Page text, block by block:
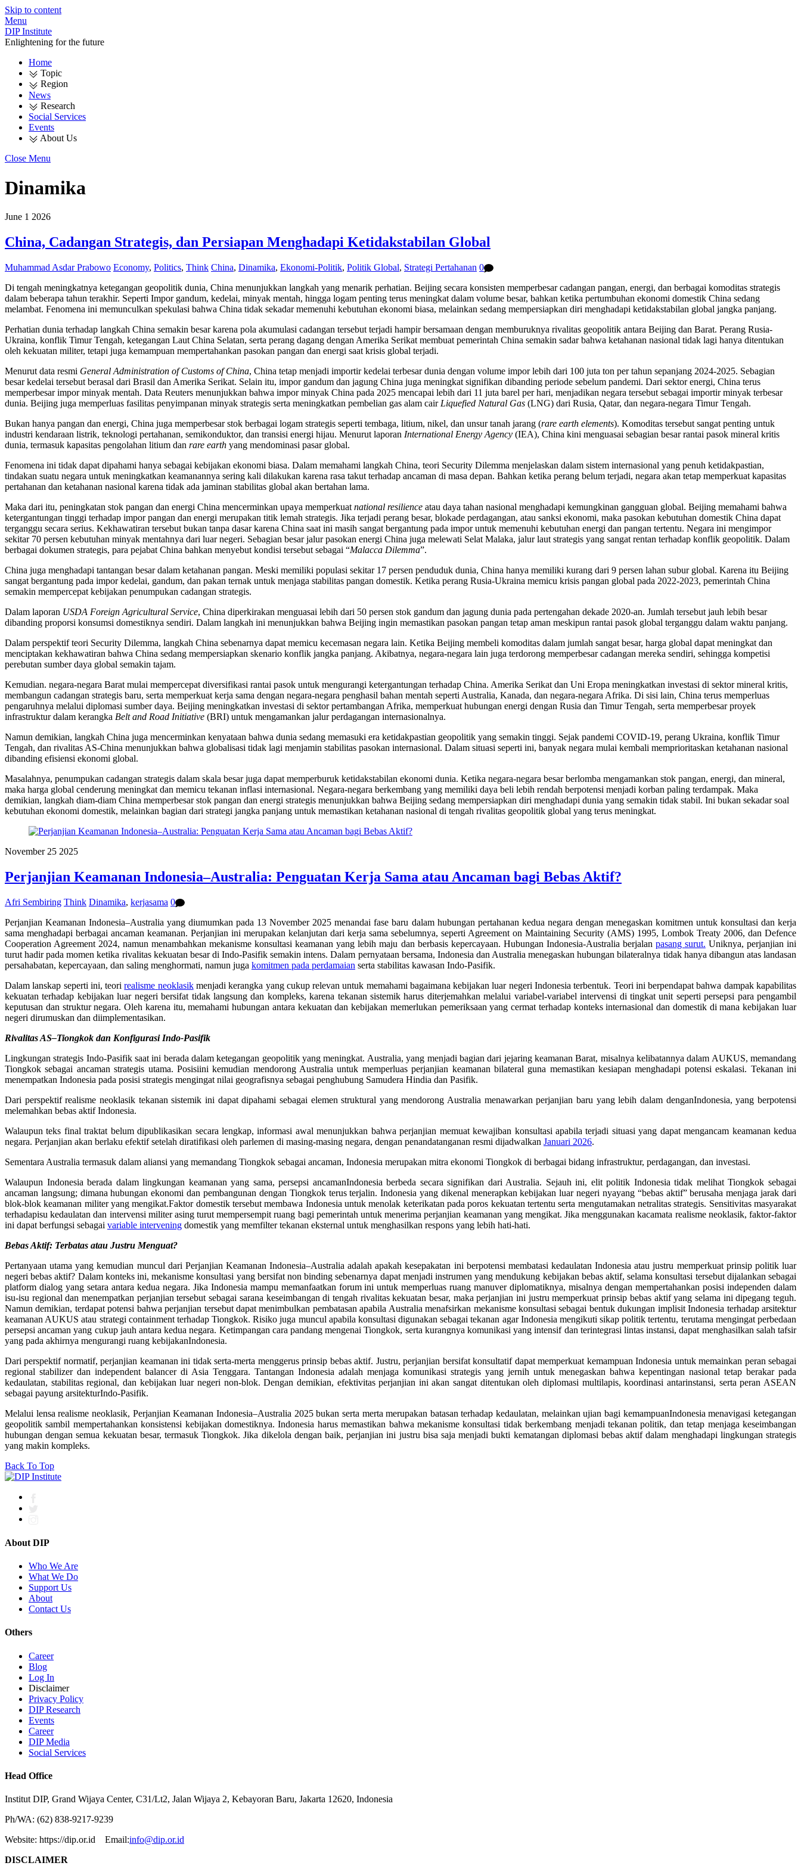
Skip to content
Menu
DIP Institute
Enlightening for the future
Home
Topic
Region
News
Research
Social Services
Events
About Us
Close Menu
Dinamika
June 1 2026
China, Cadangan Strategis, dan Persiapan Menghadapi Ketidakstabilan Global
Muhammad Asdar Prabowo Economy, Politics, Think China, Dinamika, Ekonomi-Politik, Politik Global, Strategi Pertahanan 0
Di tengah meningkatnya ketegangan geopolitik dunia, China menunjukkan langkah yang menarik perhatian. Beijing secara konsisten memperbesar cadangan pangan, energi, dan berbagai komoditas strategis
dalam beberapa tahun terakhir. Seperti Impor gandum, kedelai, minyak mentah, hingga logam penting terus meningkat dalam volume besar, bahkan ketika pertumbuhan ekonomi domestik China sedang
melambat. Fenomena ini memunculkan spekulasi bahwa China tidak sekadar memenuhi kebutuhan ekonomi biasa, melainkan sedang mempersiapkan diri menghadapi ketidakstabilan global jangka panjang.
Perhatian dunia terhadap langkah China semakin besar karena pola akumulasi cadangan tersebut terjadi hampir bersamaan dengan memburuknya rivalitas geopolitik antara Beijing dan Barat. Perang Rusia-
Ukraina, konflik Timur Tengah, ketegangan Laut China Selatan, serta perang dagang dengan Amerika Serikat membuat pemerintah China semakin sadar bahwa ketahanan nasional tidak lagi hanya ditentukan
oleh kekuatan militer, tetapi juga kemampuan mempertahankan pasokan pangan dan energi saat krisis global terjadi.
Menurut data resmi General Administration of Customs of China, China tetap menjadi importir kedelai terbesar dunia dengan volume impor lebih dari 100 juta ton per tahun sepanjang 2024-2025. Sebagian
besar kedelai tersebut berasal dari Brasil dan Amerika Serikat. Selain itu, impor gandum dan jagung China juga meningkat signifikan dibanding periode sebelum pandemi. Dari sektor energi, China terus
memperbesar impor minyak mentah. Data Reuters menunjukkan bahwa impor minyak China pada 2025 mencapai lebih dari 11 juta barel per hari, menjadikan negara tersebut sebagai importir minyak terbesar
dunia. Beijing juga memperluas fasilitas penyimpanan minyak strategis serta meningkatkan pembelian gas alam cair Liquefied Natural Gas (LNG) dari Rusia, Qatar, dan negara-negara Timur Tengah.
Bukan hanya pangan dan energi, China juga memperbesar stok berbagai logam strategis seperti tembaga, litium, nikel, dan unsur tanah jarang (rare earth elements). Komoditas tersebut sangat penting untuk
industri kendaraan listrik, teknologi pertahanan, semikonduktor, dan transisi energi hijau. Menurut laporan International Energy Agency (IEA), China kini menguasai sebagian besar rantai pasok mineral kritis
dunia, termasuk kapasitas pengolahan litium dan rare earth yang mendominasi pasar global.
Fenomena ini tidak dapat dipahami hanya sebagai kebijakan ekonomi biasa. Dalam memahami langkah China, teori Security Dilemma menjelaskan dalam sistem internasional yang penuh ketidakpastian,
tindakan suatu negara untuk meningkatkan keamanannya sering kali dilakukan karena rasa takut terhadap ancaman di masa depan. Bahkan ketika perang belum terjadi, negara akan tetap memperkuat kapasitas
pertahanan dan ketahanan nasional karena tidak ada jaminan stabilitas global akan bertahan lama.
Maka dari itu, peningkatan stok pangan dan energi China mencerminkan upaya memperkuat national resilience atau daya tahan nasional menghadapi kemungkinan gangguan global. Beijing memahami bahwa
ketergantungan tinggi terhadap impor pangan dan energi merupakan titik lemah strategis. Jika terjadi perang besar, blokade perdagangan, atau sanksi ekonomi, maka pasokan kebutuhan domestik China dapat
terganggu secara serius. Kekhawatiran tersebut bukan tanpa dasar karena China saat ini masih sangat bergantung pada impor untuk memenuhi kebutuhan energi dan pangan tertentu. Negara ini mengimpor
sekitar 70 persen kebutuhan minyak mentahnya dari luar negeri. Sebagian besar jalur pasokan energi China juga melewati Selat Malaka, jalur laut strategis yang sangat rentan terhadap konflik geopolitik. Dalam
berbagai dokumen strategis, para pejabat China bahkan menyebut kondisi tersebut sebagai “Malacca Dilemma”.
China juga menghadapi tantangan besar dalam ketahanan pangan. Meski memiliki populasi sekitar 17 persen penduduk dunia, China hanya memiliki kurang dari 9 persen lahan subur global. Karena itu Beijing
sangat bergantung pada impor kedelai, gandum, dan pakan ternak untuk menjaga stabilitas pangan domestik. Ketika perang Rusia-Ukraina memicu krisis pangan global pada 2022-2023, pemerintah China
semakin mempercepat kebijakan penumpukan cadangan strategis.
Dalam laporan USDA Foreign Agricultural Service, China diperkirakan menguasai lebih dari 50 persen stok gandum dan jagung dunia pada pertengahan dekade 2020-an. Jumlah tersebut jauh lebih besar
dibanding proporsi konsumsi domestiknya sendiri. Dalam langkah ini menunjukkan bahwa Beijing ingin memastikan pasokan pangan tetap aman meskipun rantai pasok global terganggu dalam waktu panjang.
Dalam perspektif teori Security Dilemma, langkah China sebenarnya dapat memicu kecemasan negara lain. Ketika Beijing membeli komoditas dalam jumlah sangat besar, harga global dapat meningkat dan
menciptakan kekhawatiran bahwa China sedang mempersiapkan skenario konflik jangka panjang. Akibatnya, negara-negara lain juga terdorong memperbesar cadangan mereka sendiri, sehingga kompetisi
perebutan sumber daya global semakin tajam.
Kemudian. negara-negara Barat mulai mempercepat diversifikasi rantai pasok untuk mengurangi ketergantungan terhadap China. Amerika Serikat dan Uni Eropa meningkatkan investasi di sektor mineral kritis,
membangun cadangan strategis baru, serta memperkuat kerja sama dengan negara-negara penghasil bahan mentah seperti Australia, Kanada, dan negara-negara Afrika. Di sisi lain, China terus memperluas
pengaruhnya melalui diplomasi sumber daya. Beijing meningkatkan investasi di sektor pertambangan Afrika, memperkuat hubungan energi dengan Rusia dan Timur Tengah, serta memperbesar proyek
infrastruktur dalam kerangka Belt and Road Initiative (BRI) untuk mengamankan jalur perdagangan internasionalnya.
Namun demikian, langkah China juga mencerminkan kenyataan bahwa dunia sedang memasuki era ketidakpastian geopolitik yang semakin tinggi. Sejak pandemi COVID-19, perang Ukraina, konflik Timur
Tengah, dan rivalitas AS-China menunjukkan bahwa globalisasi tidak lagi menjamin stabilitas pasokan internasional. Dalam situasi seperti ini, banyak negara mulai kembali memprioritaskan ketahanan nasional
dibanding efisiensi ekonomi global.
Masalahnya, penumpukan cadangan strategis dalam skala besar juga dapat memperburuk ketidakstabilan ekonomi dunia. Ketika negara-negara besar berlomba mengamankan stok pangan, energi, dan mineral,
maka harga global cenderung meningkat dan memicu tekanan inflasi internasional. Negara-negara berkembang yang memiliki daya beli lebih rendah berpotensi menjadi korban paling terdampak. Maka
demikian, langkah diam-diam China memperbesar stok pangan dan energi strategis menunjukkan bahwa Beijing sedang mempersiapkan diri menghadapi dunia yang semakin tidak stabil. Ini bukan sekadar soal
kebutuhan ekonomi domestik, melainkan bagian dari strategi jangka panjang untuk memastikan ketahanan nasional di tengah rivalitas geopolitik global yang terus meningkat.
November 25 2025
Perjanjian Keamanan Indonesia–Australia: Penguatan Kerja Sama atau Ancaman bagi Bebas Aktif?
Afri Sembiring Think Dinamika, kerjasama 0
Perjanjian Keamanan Indonesia–Australia yang diumumkan pada 13 November 2025 menandai fase baru dalam hubungan pertahanan kedua negara dengan menegaskan komitmen untuk konsultasi dan kerja
sama menghadapi berbagai ancaman keamanan. Perjanjian ini merupakan kelanjutan dari kerja sama sebelumnya, seperti Agreement on Maintaining Security (AMS) 1995, Lombok Treaty 2006, dan Defence
Cooperation Agreement2024, namun menambahkan mekanisme konsultasi keamanan yang lebih maju dan berbasis kepercayaan. Hubungan Indonesia-Australia berjalan pasang surut. Uniknya, perjanjian ini
turut hadir pada momen ketika rivalitas kekuatan besar di Indo-Pasifik semakin intens. Dalam pernyataan bersama, Indonesia dan Australia menegaskan hubungan bilateralnya tidak hanya dibangun atas landasan
persahabatan, kepercayaan, dan saling menghormati, namun juga komitmen pada perdamaian serta stabilitas kawasan Indo-Pasifik.
Dalam lanskap seperti ini, teorirealisme neoklasikmenjadi kerangka yang cukup relevan untuk memahami bagaimana kebijakan luar negeri Indonesia terbentuk. Teori ini berpendapat bahwa dampak kapabilitas
kekuatan terhadap kebijakan luar negeri bersifat tidak langsung dan kompleks, karena tekanan sistemik harus diterjemahkan melalui variabel-variabel intervensi di tingkat unit seperti persepsi para pengambil
keputusan dan struktur negara. Oleh karena itu, memahami hubungan antara kekuatan dan kebijakan memerlukan pemeriksaan yang cermat terhadap konteks internasional dan domestik di mana kebijakan luar
negeri dirumuskan dan diimplementasikan.
RivalitasAS–Tiongkok dan KonfigurasiIndo-Pasifik
Lingkungan strategis Indo-Pasifik saat ini berada dalam ketegangan geopolitik yang meningkat. Australia, yang menjadi bagian dari jejaring keamanan Barat, misalnya kelibatannya dalam AUKUS, memandang
Tiongkok sebagai ancaman strategis utama. Posisiini kemudian mendorong Australia untuk memperluas perjanjian keamanan bilateral guna memastikan kesiapan menghadapi potensi eskalasi. Tekanan ini
menempatkan Indonesia pada posisi strategis mengingat nilai geografisnya sebagai penghubung Samudera Hindia dan Pasifik.
Dari perspektif realisme neoklasik tekanan sistemik ini dapat dipahami sebagai elemen struktural yang mendorong Australia menawarkan perjanjian baru yang lebih dalam denganIndonesia, yang berpotensi
melemahkan bebas aktif Indonesia.
Walaupun teks final traktat belum dipublikasikan secara lengkap, informasi awal menunjukkan bahwa perjanjian memuat kewajiban konsultasi apabila terjadi situasi yang dapat mengancam keamanan kedua
negara. Perjanjian akan berlaku efektif setelah diratifikasi oleh parlemen di masing-masing negara, dengan penandatanganan resmi dijadwalkan Januari 2026.
Sementara Australia termasuk dalam aliansi yang memandang Tiongkok sebagai ancaman, Indonesia merupakan mitra ekonomi Tiongkok di berbagai bidang infrastruktur, perdagangan, dan investasi.
Walaupun Indonesia berada dalam lingkungan keamanan yang sama, persepsi ancamanIndonesia berbeda secara signifikan dari Australia. Sejauh ini, elit politik Indonesia tidak melihat Tiongkok sebagai
ancaman langsung; dimana hubungan ekonomi dan pembangunan dengan Tiongkok terus terjalin. Indonesia yang dikenal menerapkan kebijakan luar negeri nyayang “bebas aktif” berusaha menjaga jarak dari
blok-blok keamanan militer yang mengikat.Faktor domestik tersebut membawa Indonesia untuk menolak keterikatan pada poros kekuatan tertentu serta mengutamakan netralitas strategis. Sensitivitas masyarakat
terhadapisu kedaulatan dan intervensi militer asing turut mempersempit ruang bagi pemerintah untuk menerima perjanjian keamanan yang mengikat. Jika menggunakan kacamata realisme neoklasik, faktor-faktor
ini dapat berfungsi sebagai variable intervening domestik yang memfilter tekanan eksternal untuk menghasilkan respons yang lebih hati-hati.
BebasAktif: Terbatas atau Justru Menguat?
Pertanyaan utama yang kemudian muncul dari Perjanjian Keamanan Indonesia–Australia adalah apakah kesepakatan ini berpotensi membatasi kedaulatan Indonesia atau justru memperkuat prinsip politik luar
negeri bebas aktif? Dalam konteks ini, mekanisme konsultasi yang bersifat non binding sebenarnya dapat menjadi instrumen yang mendukung kebijakan bebas aktif, selama konsultasi tersebut dijalankan sebagai
platform dialog yang setara antara kedua negara. Jika Indonesia mampu memanfaatkan forum ini untuk memperluas ruang manuver diplomatiknya, misalnya dengan mempertahankan posisi independen dalam
isu-isu regional dan menempatkan perjanjian tersebut sebagai sarana keseimbangan di tengah rivalitas kekuatan besar, maka perjanjian ini justru memperkuat prinsip bebas aktif yang selama ini dipegang teguh.
Namun demikian, terdapat potensi bahwa perjanjian tersebut dapat menimbulkan pembatasan apabila Australia menafsirkan mekanisme konsultasi sebagai bentuk dukungan implisit Indonesia terhadap arsitektur
keamanan AUKUS atau strategi containment terhadap Tiongkok. Risiko juga muncul apabila konsultasi digunakan sebagai tekanan agar Indonesia mengikuti sikap politik tertentu, terutama mengingat perbedaan
persepsi ancaman yang cukup jauh antara kedua negara. Ketimpangan cara pandang mengenai Tiongkok, serta kurangnya komunikasi yang intensif dan terintegrasi lintas instansi, dapat menghasilkan salah tafsir
yang pada akhirnya mengurangi ruang kebijakanIndonesia.
Dari perspektif normatif, perjanjian keamanan ini tidak serta-merta menggerus prinsip bebas aktif. Justru, perjanjian bersifat konsultatif dapat memperkuat kemampuan Indonesia untuk memainkan peran sebagai
regional stabilizer dan independent balancerdi Asia Tenggara. Tantangan Indonesia adalah menjaga komunikasi strategis yang jernih untuk menegaskan bahwa kepentingan nasional tetap berakar pada
kedaulatan, stabilitas regional, dan kebijakan luar negeri non-blok. Dengan demikian, efektivitas perjanjian ini akan sangat ditentukan oleh diplomasi multilapis, koordinasi antarinstansi, serta peran ASEAN
sebagai payung arsitekturIndo-Pasifik.
Melalui lensa realisme neoklasik, Perjanjian Keamanan Indonesia–Australia 2025 bukan serta merta merupakan batasan terhadap kedaulatan, melainkan ujian bagi kemampuanIndonesia menavigasi ketegangan
geopolitik sambil mempertahankan konsistensi kebijakan domestiknya. Indonesia harus memastikan bahwa mekanisme konsultasi tidak berkembang menjadi tekanan politik, dan tetap menjaga keseimbangan
hubungan dengan semua kekuatan besar, termasuk Tiongkok. Jika dikelola dengan baik, perjanjian ini justru bisa saja menjadi bukti kematangan diplomasi bebas aktif dalam menghadapi lingkungan strategis
yang makin kompleks.
Back To Top
About DIP
Who We Are
What We Do
Support Us
About
Contact Us
Others
Career
Blog
Log In
Disclaimer
Privacy Policy
DIP Research
Events
Career
DIP Media
Social Services
Head Office
Institut DIP, Grand Wijaya Center, C31/Lt2, Jalan Wijaya 2, Kebayoran Baru, Jakarta 12620, Indonesia
Ph/WA: (62) 838-9217-9239
Website: https://dip.or.id Email:info@dip.or.id
DISCLAIMER